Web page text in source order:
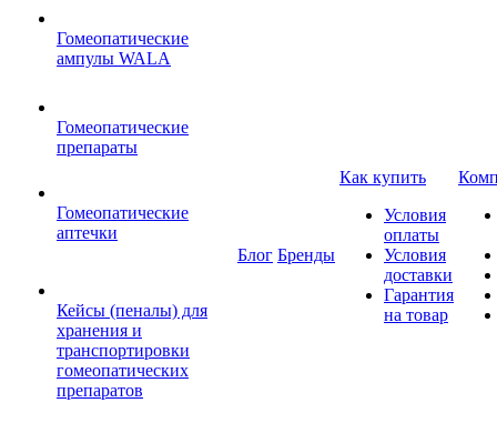
Гомеопатические
ампулы WALA
Гомеопатические
препараты
Гомеопатические
аптечки
Кейсы (пеналы) для
хранения и
транспортировки
гомеопатических
препаратов
Блог Бренды
Как купить
Условия
оплаты
Условия
доставки
Гарантия
на товар